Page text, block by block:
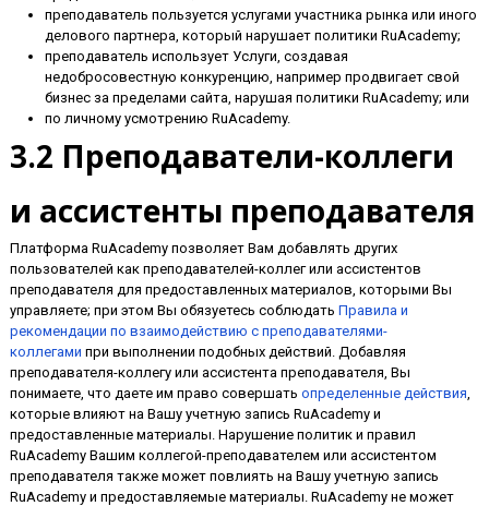
преподаватель пользуется услугами участника рынка или иного
делового партнера, который нарушает политики RuAcademy;
преподаватель использует Услуги, создавая
недобросовестную конкуренцию, например продвигает свой
бизнес за пределами сайта, нарушая политики RuAcademy; или
по личному усмотрению RuAcademy.
3.2 Преподаватели-коллеги
и ассистенты преподавателя
Платформа RuAcademy позволяет Вам добавлять других
пользователей как преподавателей-коллег или ассистентов
преподавателя для предоставленных материалов, которыми Вы
управляете; при этом Вы обязуетесь соблюдать Правила и
рекомендации по взаимодействию с преподавателями-
коллегами при выполнении подобных действий. Добавляя
преподавателя-коллегу или ассистента преподавателя, Вы
понимаете, что даете им право совершать определенные действия,
которые влияют на Вашу учетную запись RuAcademy и
предоставленные материалы. Нарушение политик и правил
RuAcademy Вашим коллегой-преподавателем или ассистентом
преподавателя также может повлиять на Вашу учетную запись
RuAcademy и предоставляемые материалы. RuAcademy не может